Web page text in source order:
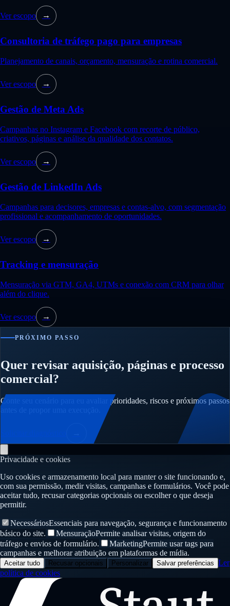
Ver escopo →
Consultoria de tráfego pago para empresas
Planejamento de canais, orçamento, mensuração e rotina comercial.
Ver escopo →
Gestão de Meta Ads
Campanhas no Instagram e Facebook com recorte de público,
criativos, páginas e análise da qualidade dos contatos.
Ver escopo →
Gestão de LinkedIn Ads
Campanhas para decisores, empresas e contas-alvo, com segmentação
profissional e acompanhamento de oportunidades.
Ver escopo →
Tracking e mensuração
Mensuração via GTM, GA4, UTMs e conexão com CRM para olhar
além do clique.
Ver escopo →
PRÓXIMO PASSO
Quer revisar aquisição, páginas e processo
comercial?
Conte seu cenário para eu avaliar prioridades, riscos e próximos passos
Privacidade e cookies
Uso cookies e armazenamento local para manter o site funcionando e,
com sua permissão, medir visitas, campanhas e formulários. Você pode
aceitar tudo, recusar categorias opcionais ou escolher o que deseja
permitir.
NecessáriosEssenciais para navegação, segurança e funcionamento
básico do site.
MensuraçãoPermite analisar visitas, origem do
tráfego e envios de formulário.
MarketingPermite usar tags para
campanhas e melhorar atribuição em plataformas de mídia.
Aceitar tudo Recusar opcionais Personalizar Salvar preferências Ler
política de cookies